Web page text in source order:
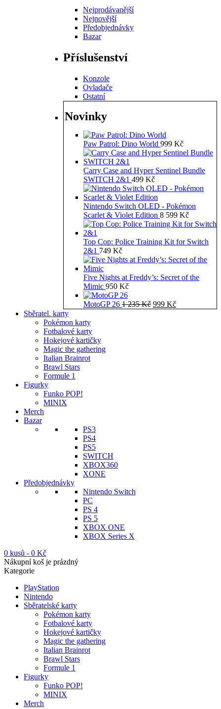
Nejprodávanější
Nejnovější
Předobjednávky
Bazar
Příslušenství
Konzole
Ovladače
Ostatní
Novinky
Paw Patrol: Dino World 999 Kč
Carry Case and Hyper Sentinel Bundle
SWITCH 2&1 499 Kč
Nintendo Switch OLED - Pokémon
Scarlet & Violet Edition 8 599 Kč
Top Cop: Police Training Kit for Switch
2&1 749 Kč
Five Nights at Freddy’s: Secret of the
Mimic 950 Kč
MotoGP 26 1 235Kč Původní
999 KčAktuální
Sběratel. karty
Pokémon karty
Fotbalové karty
Hokejové kartičky
Magic the gathering
Italian Brainrot
Brawl Stars
Formule 1
Figurky
Funko POP!
MINIX
Merch
Bazar
PS3
PS4
PS5
SWITCH
XBOX360
XONE
Předobjednávky
Nintendo Switch
PC
PS 4
PS 5
XBOX ONE
XBOX Series X
0 kusů - 0 Kč
Nákupní koš je prázdný
Kategorie
PlayStation
Nintendo
Sběratelské karty
Pokémon karty
Fotbalové karty
Hokejové kartičky
Magic the gathering
Italian Brainrot
Brawl Stars
Formule 1
Figurky
Funko POP!
MINIX
Merch